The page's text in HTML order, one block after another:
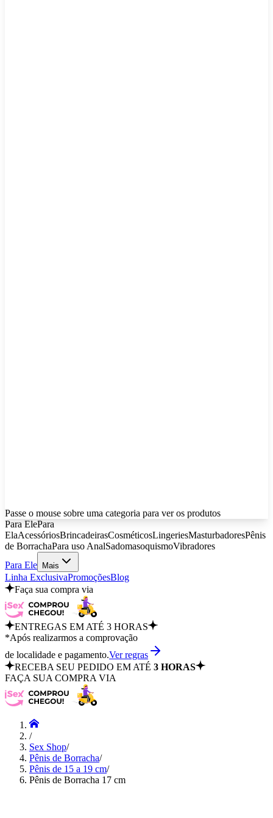
Passe o mouse sobre uma categoria para ver os produtos
Para ElePara
ElaAcessóriosBrincadeirasCosméticosLingeriesMasturbadoresPênis
de BorrachaPara uso AnalSadomasoquismoVibradores
Para Ele
Mais
Linha ExclusivaPromoçõesBlog
Faça sua compra via
ENTREGAS EM ATÉ 3 HORAS
*Após realizarmos a comprovação
de localidade e pagamento.Ver regras
RECEBA SEU PEDIDO EM ATÉ 3 HORAS
FAÇA SUA COMPRA VIA
/
Sex Shop/
Pênis de Borracha/
Pênis de 15 a 19 cm/
Pênis de Borracha 17 cm